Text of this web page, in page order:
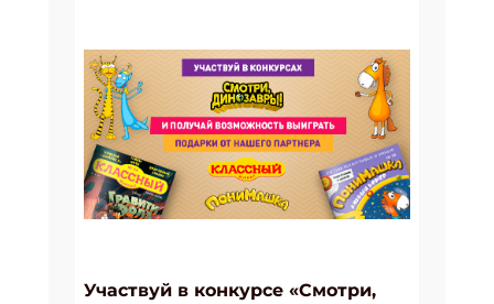
Участвуй в конкурсе «Смотри,